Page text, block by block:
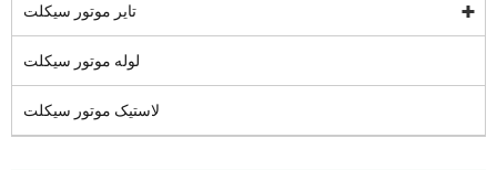
تایر موتور سیکلت
لوله موتور سیکلت
لاستیک موتور سیکلت